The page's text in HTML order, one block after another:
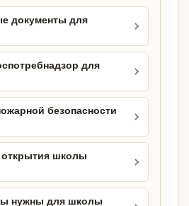
документы для
для
безопасности
школы
нужны для школы